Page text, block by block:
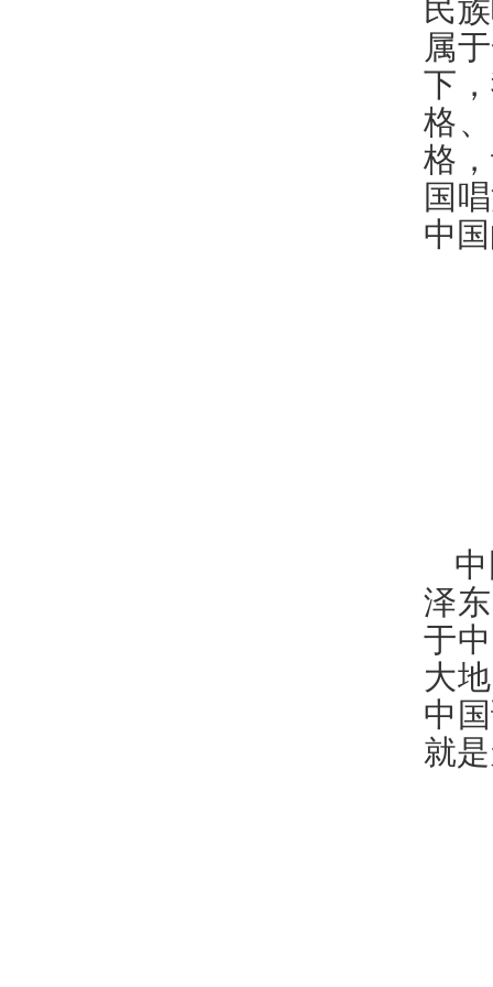
民
属
下
格
格
国
中
泽
于
大
中
就